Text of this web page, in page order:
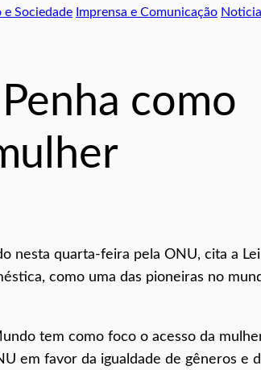
e Sociedade Imprensa e Comunicação
como
nesta quarta-feira pela ONU, cita a Lei
como uma das pioneiras no
tem como foco o acesso da
em favor da igualdade de gêneros e